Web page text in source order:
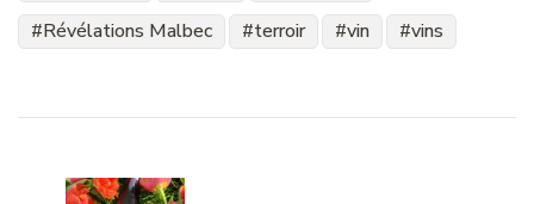
Révélations Malbec
terroir vin vins
d'article